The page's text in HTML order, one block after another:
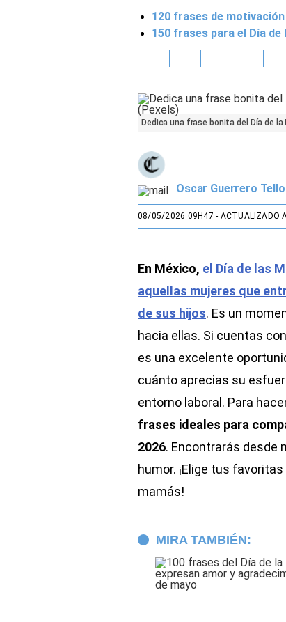
120 frases de
150 frases para el Día
Dedica una frase bonita del Día de
Oscar Guerrero Tello
08/05/2026 09H47 - ACTUALIZADO
En México, el Día de las
aquellas mujeres que
de sus hijos. Es un
hacia ellas. Si cuentas
es una excelente
cuánto aprecias su
entorno laboral. Para
frases ideales para
2026. Encontrarás desde
humor. ¡Elige tus
mamás!
MIRA TAMBIÉN: